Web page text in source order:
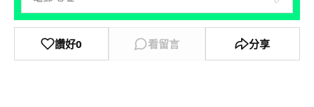
讚好0 看留言 分享